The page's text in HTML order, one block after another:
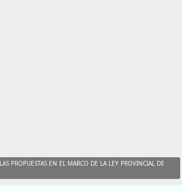
PROPUESTAS EN EL MARCO DE LA LEY PROVINCIAL DE